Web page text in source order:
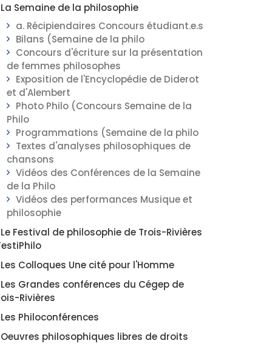
La Semaine de la philosophie
a. Récipiendaires Concours étudiant.e.s
Bilans (Semaine de la philo
Concours d'écriture sur la présentation
de femmes philosophes
Exposition de l'Encyclopédie de Diderot
et d'Alembert
Photo Philo (Concours Semaine de la
Philo
Programmations (Semaine de la philo
Textes d'analyses philosophiques de
chansons
Vidéos des Conférences de la Semaine
de la Philo
Vidéos des performances Musique et
philosophie
Le Festival de philosophie de Trois-Rivières
Les Colloques Une cité pour l'Homme
Les Grandes conférences du Cégep de
Rivières
Les Philoconférences
Oeuvres philosophiques libres de droits